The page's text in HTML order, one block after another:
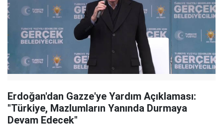
Erdoğan'dan Gazze'ye Yardım Açıklaması:
"Türkiye, Mazlumların Yanında Durmaya
Devam Edecek"